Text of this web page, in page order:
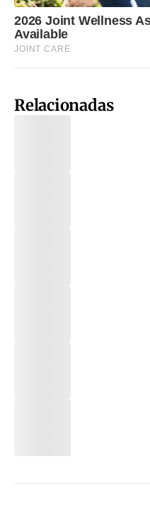
Relacionadas